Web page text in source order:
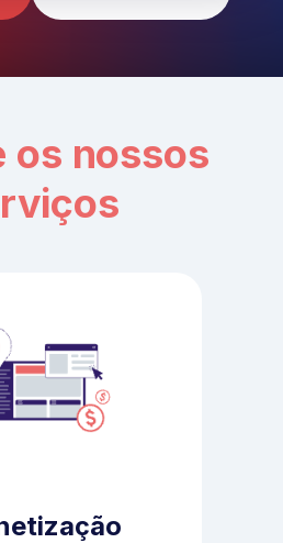
os nossos